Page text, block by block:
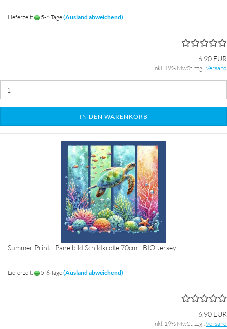
Lieferzeit: 5-6 Tage(Ausland abweichend)
6,90 EUR
inkl. 19% MwSt. zzgl.Versand
IN DEN WARENKORB
Summer Print - Panelbild Schildkröte 70cm - BIO Jersey
Lieferzeit: 5-6 Tage(Ausland abweichend)
6,90 EUR
inkl. 19% MwSt. zzgl.Versand